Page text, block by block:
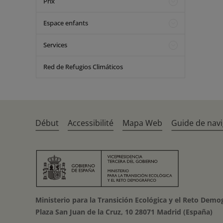
Espace enfants
Services
Red de Refugios Climáticos
Début Accessibilité Mapa Web Guide de
Ministerio para la Transición Ecológica y el Reto
Plaza San Juan de la Cruz, 10 28071 Madrid (España)